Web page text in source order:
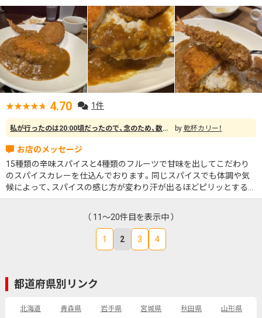
4.70 1件
私が行ったのは20:00頃だったので、念のため、数日前と当日行く直前に電話で確認してから向かいました。 沖縄では、HPやSNSで「夜まで営業中！」と書かれていても、実際は夜に行ってみると閉まっていたり…といった印象があり心配でしたが、このお店は営業されていて安心しました♪ 場所は少しわかりづらい所にありますが、Googleマップを見ながら行けば余裕で辿り着けました。 提携されている駐車場があるかは分かりませんので徒歩がオススメですが、1軒だけポツンと明かりが付いているので近くまで行けば、すぐ分かると思います。 1階には、カレー好きには堪らない看板やメニューで、最強の誘惑がズラリと並んでいて、お店は2階です。 オーナーさんは、すごく丁寧で親切な方で優しく対応して下さり、沖縄の夜のカレーを心から楽しめました！ 店内もオシャレで清潔感あってピカピカで、気持ち良く過ごせました。 カレーもお酒もメニュー豊富で、すごく迷った末、トンカツ・エビフライ・メンチカツが乗っている「Mixフライカレー」を注文しました。 お店がバーのような雰囲気があり、雰囲気につられて「ビール」も注文ちゃいました(笑) そして、「Mixフライカレー」が来たので食べてみたところ、最初の1～2口目くらいまでは、そこまで辛い印象はなかったのですが、食べていくうちに口の中どんどん辛くなってきました。 めちゃくちゃ辛いのに、最後まで食べたくなるカレーでした！辛いのが好きな方は、かなりハマると思います！ トンカツ・エビフライ・メンチカツはサクサクで、すごく贅沢な気分まで味わえました。 テーブルの上には激辛ソースや調味料が置いてるので、お好みで調整できる感じでした。 あと、メニューに「島豆腐カレー」もあったので、ダイエット中の方や、女性も楽しめるのではないかと思います。 このお店は是非また来たいです！那覇を散策する際は是非また来ます。 乾杯カリー！
15種類の辛味スパイスと4種類のフルーツで甘味を出してこだわり
のスパイスカレーを仕込んでおります。同じスパイスでも体調や気
候によって、スパイスの感じ方が変わり汗が出るほどピリッとする日
もあれば、寒くて暖かく感じる日もあるスパイスカレーはご飯が進み
（ 11～20件目を表示中 ）
1 2 3 4
都道府県別リンク
北海道 青森県 岩手県 宮城県 秋田県
山形県